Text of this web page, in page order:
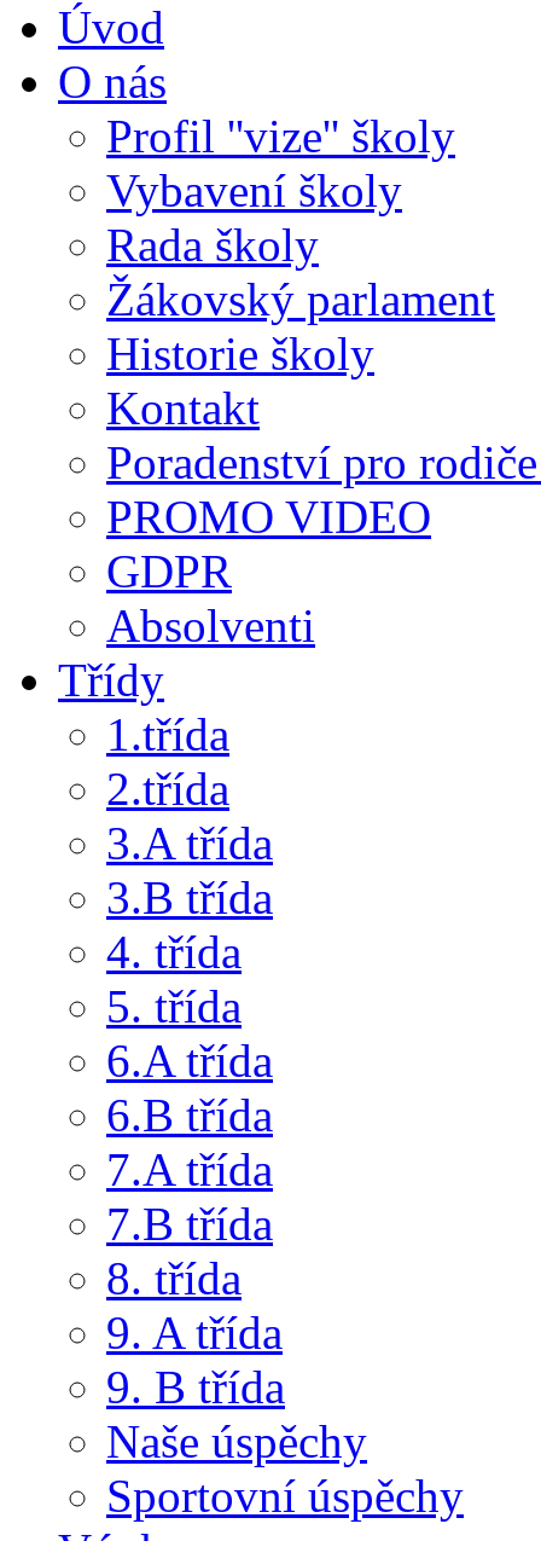
Úvod
O nás
Profil ''vize'' školy
Vybavení školy
Rada školy
Žákovský parlament
Historie školy
Kontakt
Poradenství pro
PROMO VIDEO
GDPR
Absolventi
Třídy
1.třída
2.třída
3.A třída
3.B třída
4. třída
5. třída
6.A třída
6.B třída
7.A třída
7.B třída
8. třída
9. A třída
9. B třída
Naše úspěchy
Sportovní úspěchy